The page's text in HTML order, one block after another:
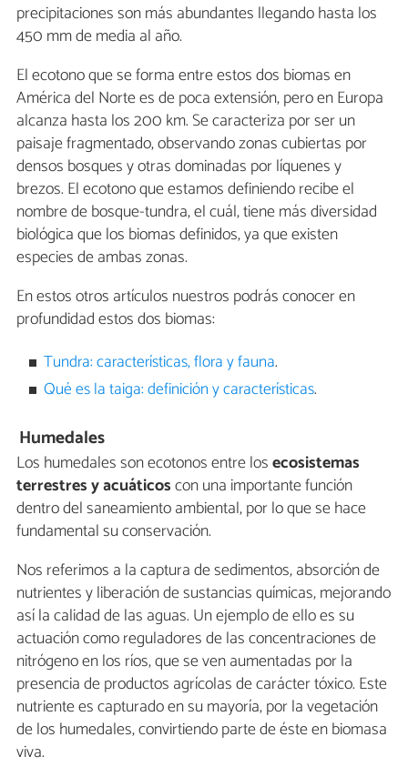
precipitaciones son más abundantes llegando hasta los
450 mm de media al año.
El ecotono que se forma entre estos dos biomas en
América del Norte es de poca extensión, pero en Europa
alcanza hasta los 200 km. Se caracteriza por ser un
paisaje fragmentado, observando zonas cubiertas por
densos bosques y otras dominadas por líquenes y
brezos. El ecotono que estamos definiendo recibe el
nombre de bosque-tundra, el cuál, tiene más diversidad
biológica que los biomas definidos, ya que existen
especies de ambas zonas.
En estos otros artículos nuestros podrás conocer en
profundidad estos dos biomas:
Tundra: características, flora y fauna.
Qué es la taiga: definición y características.
Humedales
Los humedales son ecotonos entre losecosistemas
terrestres y acuáticoscon una importante función
dentro del saneamiento ambiental, por lo que se hace
fundamental su conservación.
Nos referimos a la captura de sedimentos, absorción de
nutrientes y liberación de sustancias químicas, mejorando
así la calidad de las aguas. Un ejemplo de ello es su
actuación como reguladores de las concentraciones de
nitrógeno en los ríos, que se ven aumentadas por la
presencia de productos agrícolas de carácter tóxico. Este
nutriente es capturado en su mayoría, por la vegetación
de los humedales, convirtiendo parte de éste en biomasa
viva.